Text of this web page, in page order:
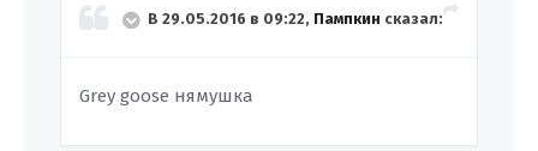
В 29.05.2016 в 09:22, Пампкин сказал:
Grey goose нямушка